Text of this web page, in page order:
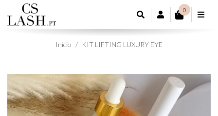
CONTA DE
0
Início KIT LIFTING LUXURY EYE